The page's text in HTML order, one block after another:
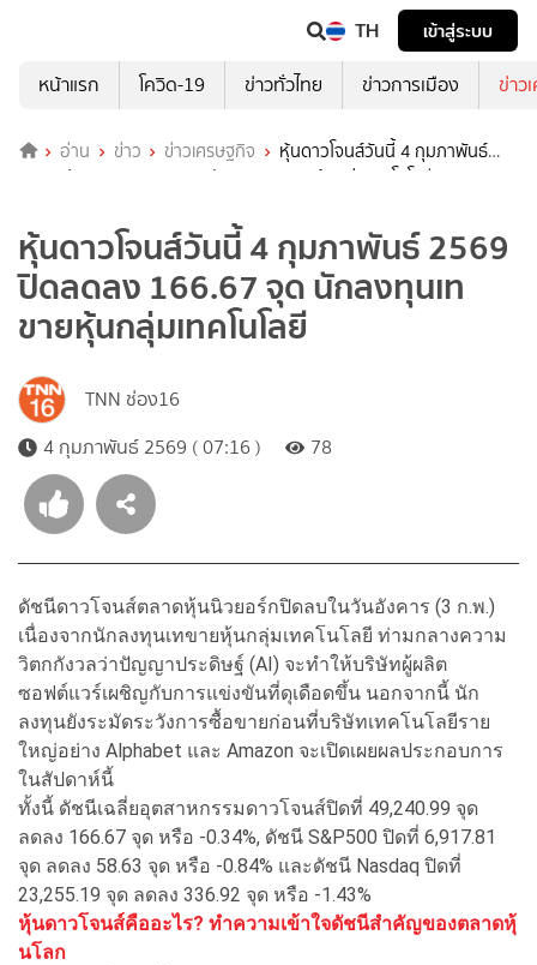
TH
เข้าสู่ระบบ
หน้าแรก
โควิด-19 ข่าวทั่วไทย ข่าวการเมือง ข่าว
อ่าน ข่าว ข่าวเศรษฐกิจ
หุ้นดาวโจนส์วันนี้ 4 กุมภาพันธ์
2569 ปิดลดลง 166.67 จุด นักลงทุนเทขายหุ้นกลุ่มเทคโนโลยี
หุ้นดาวโจนส์วันนี้ 4 กุมภาพันธ์ 2569
ปิดลดลง 166.67 จุด นักลงทุนเท
ขายหุ้นกลุ่มเทคโนโลยี
TNN ช่อง16
4 กุมภาพันธ์ 2569 ( 07:16 )
78
ดัชนีดาวโจนส์ตลาดหุ้นนิวยอร์กปิดลบในวันอังคาร (3 ก.พ.)
เนื่องจากนักลงทุนเทขายหุ้นกลุ่มเทคโนโลยี ท่ามกลางความ
วิตกกังวลว่าปัญญาประดิษฐ์ (AI) จะทำให้บริษัทผู้ผลิต
ซอฟต์แวร์เผชิญกับการแข่งขันที่ดุเดือดขึ้น นอกจากนี้ นัก
ลงทุนยังระมัดระวังการซื้อขายก่อนที่บริษัทเทคโนโลยีราย
ใหญ่อย่าง Alphabet และ Amazon จะเปิดเผยผลประกอบการ
ในสัปดาห์นี้
ทั้งนี้ ดัชนีเฉลี่ยอุตสาหกรรมดาวโจนส์ปิดที่ 49,240.99 จุด
ลดลง 166.67 จุด หรือ -0.34%, ดัชนี S&P500 ปิดที่ 6,917.81
จุด ลดลง 58.63 จุด หรือ -0.84% และดัชนี Nasdaq ปิดที่
23,255.19 จุด ลดลง 336.92 จุด หรือ -1.43%
หุ้นดาวโจนส์คืออะไร? ทำความเข้าใจดัชนีสำคัญของตลาดหุ้
นโลก